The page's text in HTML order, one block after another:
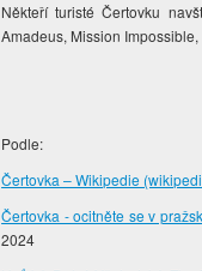
Někteří turisté Čertovku
Amadeus, Mission
Podle:
Čertovka – Wikipedie
Čertovka - ocitněte se v
2024